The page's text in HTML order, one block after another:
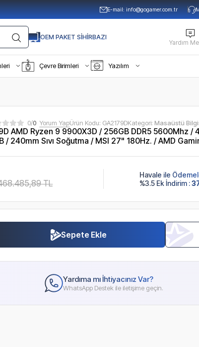
E-mail:info@gogamer.com.tr
OEM PAKET SIHIRBAZI
Yardım
Çevre Birimleri Yazılım
0/0 Yorum YapÜrün Kodu: GA2179DKategori:Masaüstü
AMD Ryzen 9 9900X3D / 256GB DDR5 5600Mhz /
/ 240mm Sıvı Soğutma / MSI 27" 180Hz. / AMD
TL
Havale ile
%3.5 Ek İndirim :
Sepete Ekle
Yardıma mı İhtiyacınız Var?
WhatsApp Destek ile iletişime geçin.